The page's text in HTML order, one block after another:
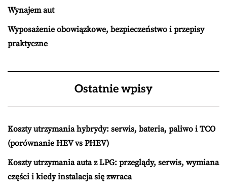
Wynajem aut
Wyposażenie obowiązkowe, bezpieczeństwo i przepisy
praktyczne
Ostatnie wpisy
Koszty utrzymania hybrydy: serwis, bateria, paliwo i TCO
(porównanie HEV vs PHEV)
Koszty utrzymania auta z LPG: przeglądy, serwis, wymiana
części i kiedy instalacja się zwraca